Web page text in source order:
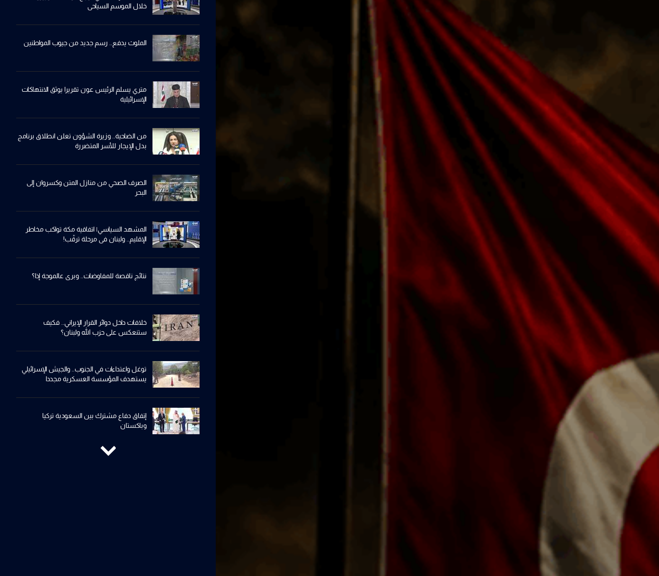
خلال الموسم السياحي
الملوث يدفع.. رسم جديد من جيوب المواطنين
متري يسلم الرئيس عون تقريرا يوثق الانتهاكات
الإسرائيلية
من الضاحية.. وزيرة الشؤون تعلن انطلاق برنامج
بدل الإيجار للأسر المتضررة
الصرف الصحي من منازل المتن وكسروان إلى
البحر
المشهد السياسي| اتفاقية مكة تواكب مخاطر
الإقليم.. ولبنان في مرحلة ترقّب!
نتائج ناقصة للمفاوضات.. وبري عالموجة إذا؟
خلافات داخل دوائر القرار الإيراني.. فكيف
ستنعكس على حزب الله ولبنان؟
توغل واعتداءات في الجنوب.. والجيش الإسرائيلي
يستهدف المؤسسة العسكرية مجددا
إتفاق دفاع مشترك بين السعودية تركيا
وباكستان